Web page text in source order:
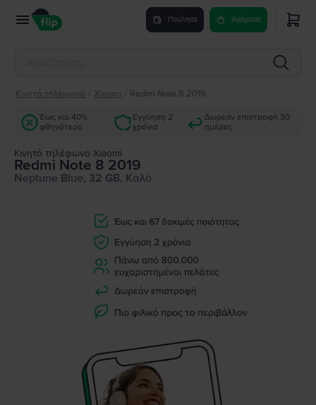
Πούλησε Αγόρασε
Κινητά τηλέφωνα Xiaomi Redmi Note 8 2019
Έως και 40%
φθηνότερα
Εγγύηση 2
χρόνια
Δωρεάν επιστροφή 30
ημέρες
Κινητό τηλέφωνο Xiaomi
Redmi Note 8 2019
Neptune Blue, 32 GB, Καλό